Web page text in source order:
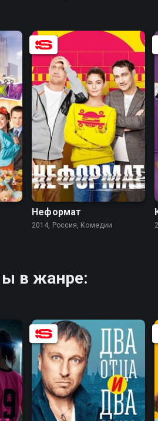
5.6 4.0
Неформат
2014, Россия, Комедии
в жанре: